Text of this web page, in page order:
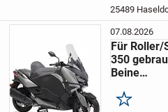
aus der Nähe
25489
07.08.2026
Für Roller/
350
Beine…
Merken